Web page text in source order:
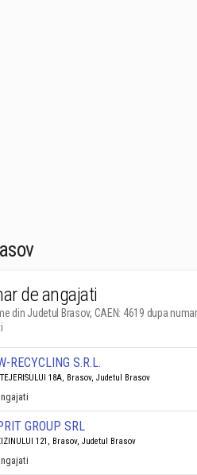
de angajati
din Judetul Brasov, CAEN: 4619 dupa
RECYCLING S.R.L.
18A, Brasov, Judetul Brasov
GROUP SRL
121, Brasov, Judetul Brasov